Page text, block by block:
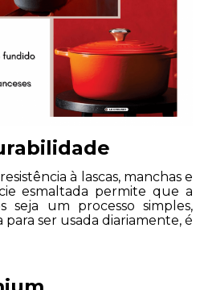
à lascas, manchas e
esmaltada permite que a
seja um processo simples,
ser usada diariamente, é